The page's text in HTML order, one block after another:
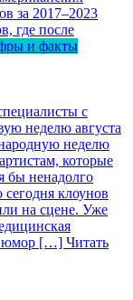
за 2017–2023
где после
и факты
с
неделю августа
неделю
которые
бы ненадолго
сегодня клоунов
на сцене. Уже
юмор […] Читать